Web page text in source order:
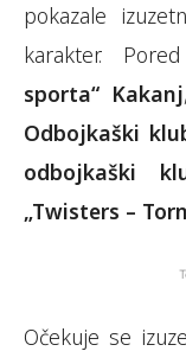
pokazale
karakter.
sporta“ Kakanj
Odbojkaški
odbojkaški
„Twisters –
Očekuje se